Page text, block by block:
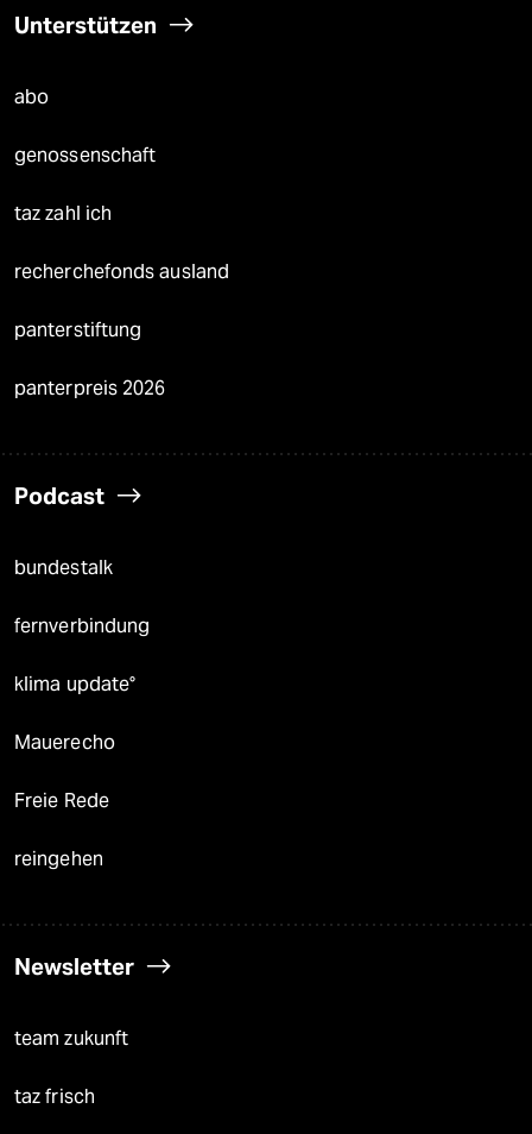
Unterstützen
abo
genossenschaft
taz zahl ich
recherchefonds ausland
panterstiftung
panterpreis 2026
Podcast
bundestalk
fernverbindung
klima update°
Mauerecho
Freie Rede
reingehen
Newsletter
team zukunft
taz frisch